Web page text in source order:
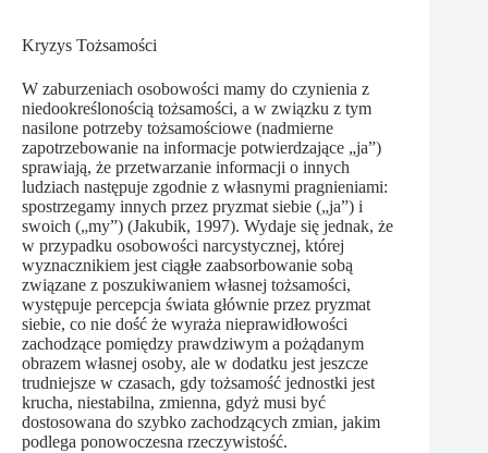
Kryzys Tożsamości
W zaburzeniach osobowości mamy do czynienia z
niedookreślonością tożsamości, a w związku z tym
nasilone potrzeby tożsamościowe (nadmierne
zapotrzebowanie na informacje potwierdzające „ja”)
sprawiają, że przetwarzanie informacji o innych
ludziach następuje zgodnie z własnymi pragnieniami:
spostrzegamy innych przez pryzmat siebie („ja”) i
swoich („my”) (Jakubik, 1997). Wydaje się jednak, że
w przypadku osobowości narcystycznej, której
wyznacznikiem jest ciągłe zaabsorbowanie sobą
związane z poszukiwaniem własnej tożsamości,
występuje percepcja świata głównie przez pryzmat
siebie, co nie dość że wyraża nieprawidłowości
zachodzące pomiędzy prawdziwym a pożądanym
obrazem własnej osoby, ale w dodatku jest jeszcze
trudniejsze w czasach, gdy tożsamość jednostki jest
krucha, niestabilna, zmienna, gdyż musi być
dostosowana do szybko zachodzących zmian, jakim
podlega ponowoczesna rzeczywistość.